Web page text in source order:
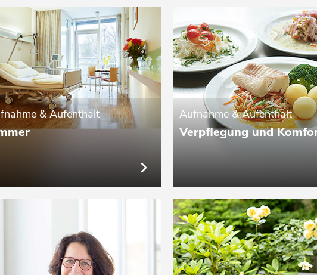
& Aufenthalt Aufnahme & Aufenthalt
Verpflegung und